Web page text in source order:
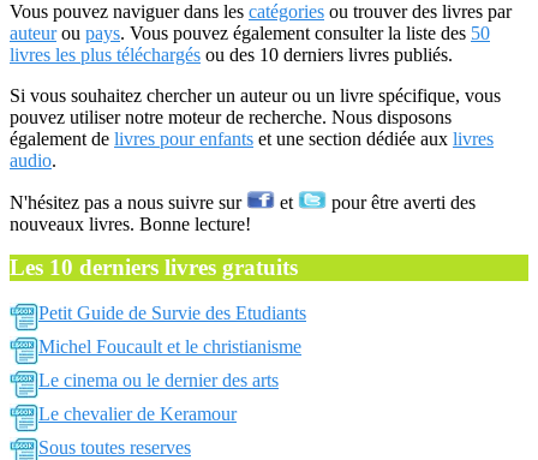
Vous pouvez naviguer dans les catégories ou trouver des livres par
auteurou pays. Vous pouvez également consulter la liste des 50
livres les plus téléchargés ou des 10 derniers livres publiés.
Si vous souhaitez chercher un auteur ou un livre spécifique, vous
pouvez utiliser notre moteur de recherche. Nous disposons
également de livres pour enfants et une section dédiée aux livres
audio.
N'hésitez pas a nous suivre sur et
pour être averti des
nouveaux livres. Bonne lecture!
Les 10 derniers livres gratuits
Petit Guide de Survie des Etudiants
Michel Foucault et le christianisme
Le cinema ou le dernier des arts
Le chevalier de Keramour
Sous toutes reserves